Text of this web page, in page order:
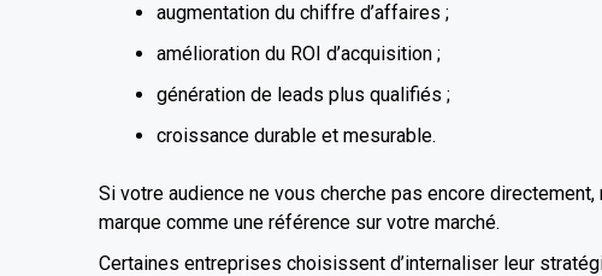
augmentation du chiffre d’affaires ;
amélioration du ROI d’acquisition ;
génération de leads plus qualifiés ;
croissance durable et mesurable.
Si votre audience ne vous cherche pas encore
marque comme une référence sur votre marché.
Certaines entreprises choisissent d’internaliser leur